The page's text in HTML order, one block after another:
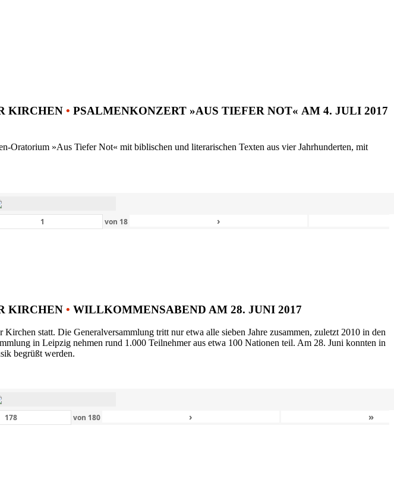
KIRCHEN • PSALMENKONZERT »AUS TIEFER NOT« AM 4. JULI 2017
»Aus Tiefer Not« mit biblischen und literarischen Texten aus vier Jahrhunderten, mit
von 18 ›
KIRCHEN • WILLKOMMENSABEND AM 28. JUNI 2017
statt. Die Generalversammlung tritt nur etwa alle sieben Jahre zusammen, zuletzt 2010 in den
in Leipzig nehmen rund 1.000 Teilnehmer aus etwa 100 Nationen teil. Am 28. Juni konnten in
begrüßt werden.
von 180 › »